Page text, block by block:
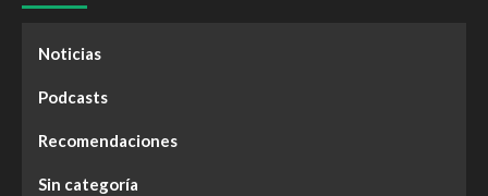
Noticias
Podcasts
Recomendaciones
Sin categoría